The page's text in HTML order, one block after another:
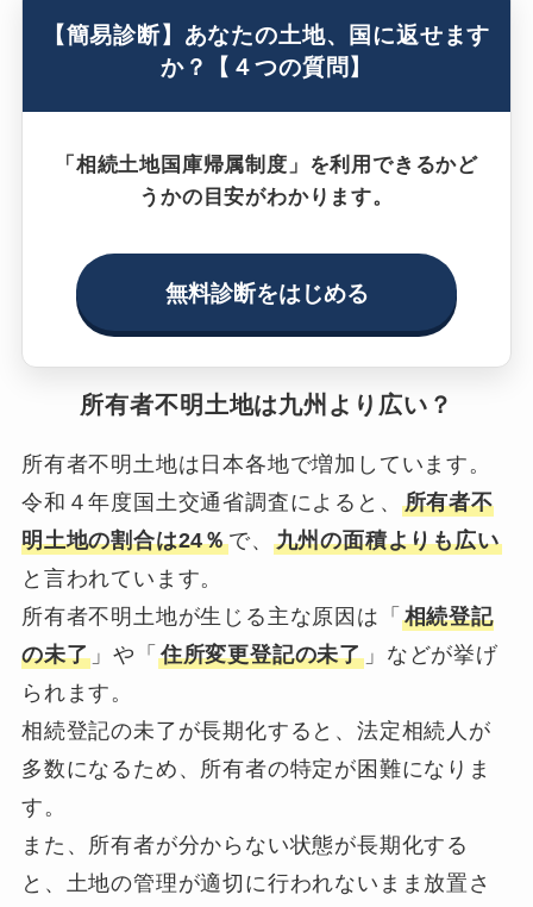
【簡易診断】あなたの土地、国に返せます
か？【４つの質問】
「相続土地国庫帰属制度」を利用できるかど
うかの目安がわかります。
無料診断をはじめる
所有者不明土地は九州より広い？
所有者不明土地は日本各地で増加しています。
令和４年度国土交通省調査によると、 所有者不
明土地の割合は24％で、 九州の面積よりも広い
と言われています。
所有者不明土地が生じる主な原因は「 相続登記
の未了 」や「 住所変更登記の未了 」などが挙げ
られます。
相続登記の未了が長期化すると、法定相続人が
多数になるため、所有者の特定が困難になりま
す。
また、所有者が分からない状態が長期化する
と、土地の管理が適切に行われないまま放置さ